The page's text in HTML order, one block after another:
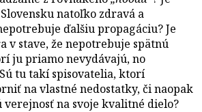
natoľko zdravá a
ďalšiu propagáciu? Je
v stave, že nepotrebuje spätnú
ju priamo nevydávajú, no
tu takí spisovatelia, ktorí
na vlastné nedostatky, či naopak
na svoje kvalitné dielo?